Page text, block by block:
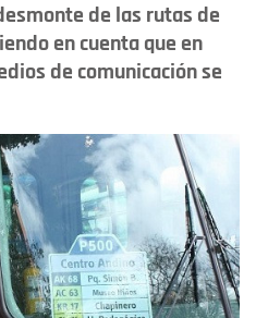
de las rutas de
en cuenta que en
de comunicación se